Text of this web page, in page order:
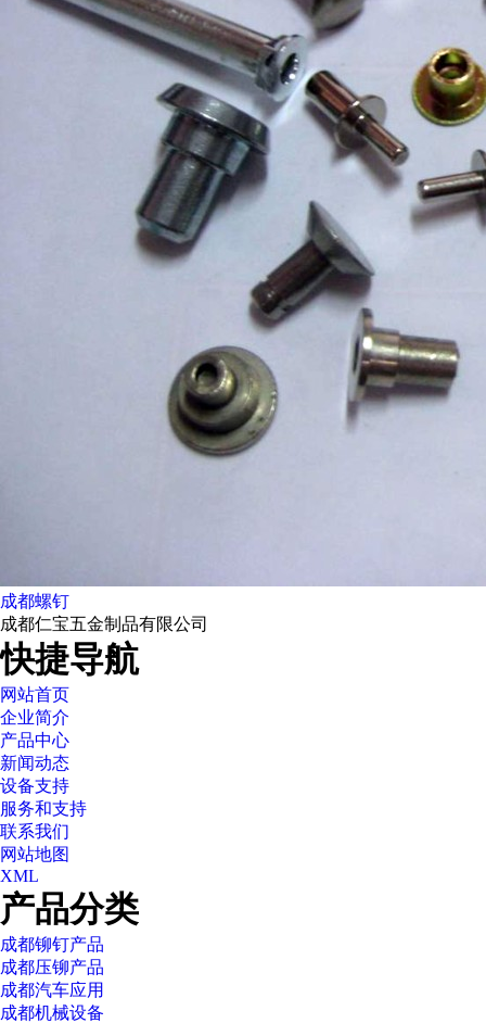
成都螺钉
成都仁宝五金制品有限公司
快捷导航
网站首页
企业简介
产品中心
新闻动态
设备支持
服务和支持
联系我们
网站地图
XML
产品分类
成都铆钉产品
成都压铆产品
成都汽车应用
成都机械设备